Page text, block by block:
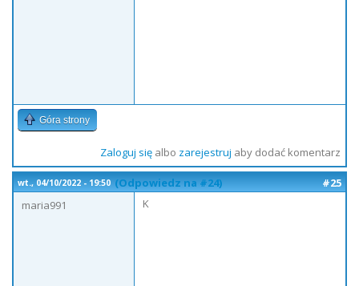
Góra strony
Zaloguj sięalbo zarejestruj aby dodać komentarz
wt., 04/10/2022 - 19:50 (Odpowiedz na #24)
#25
maria991
K